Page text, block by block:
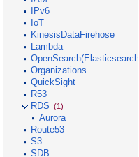
IPv6
IoT
KinesisDataFirehose
Lambda
OpenSearch(Elasticsearch)
Organizations
QuickSight
R53
RDS (1)
Aurora
Route53
S3
SDB